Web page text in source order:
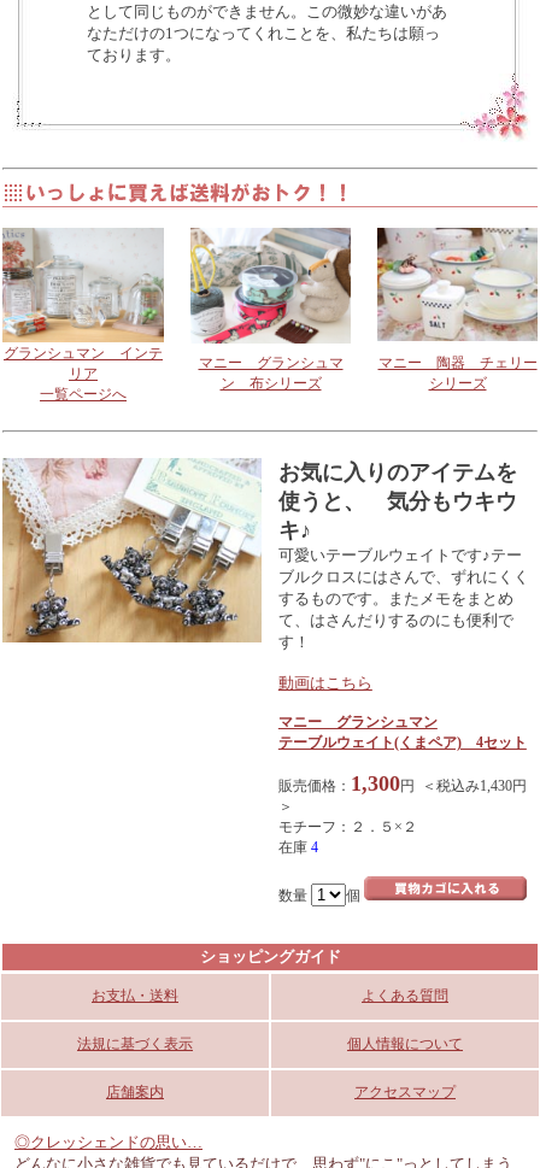
として同じものができません。この微妙な違いがあ
なただけの1つになってくれことを、私たちは願っ
ております。
グランシュマン インテ
リア
一覧ページへ
マニー グランシュマ
ン 布シリーズ
マニー 陶器 チェリー
シリーズ
お気に入りのアイテムを
使うと、 気分もウキウ
キ♪
可愛いテーブルウェイトです♪テー
ブルクロスにはさんで、ずれにくく
するものです。またメモをまとめ
て、はさんだりするのにも便利で
す！
動画はこちら
マニー グランシュマン
テーブルウェイト(くまペア) 4セット
販売価格： 1,300円 ＜税込み1,430円
＞
モチーフ：２．５×２
在庫 4
数量 個
ショッピングガイド
お支払・送料 よくある質問
法規に基づく表示 個人情報について
店舗案内 アクセスマップ
◎クレッシェンドの思い…
どんなに小さな雑貨でも見ているだけで、思わず"にこ"っとしてしまう